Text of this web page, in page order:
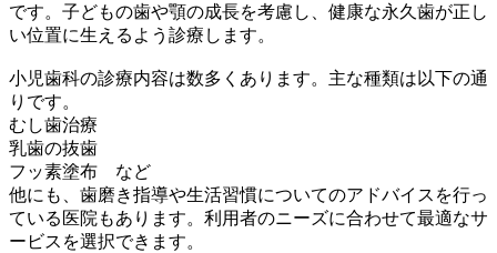
です。子どもの歯や顎の成長を考慮し、健康な永久歯が正し
い位置に生えるよう診療します。
小児歯科の診療内容は数多くあります。主な種類は以下の通
りです。
むし歯治療
乳歯の抜歯
フッ素塗布 など
他にも、歯磨き指導や生活習慣についてのアドバイスを行っ
ている医院もあります。利用者のニーズに合わせて最適なサ
ービスを選択できます。